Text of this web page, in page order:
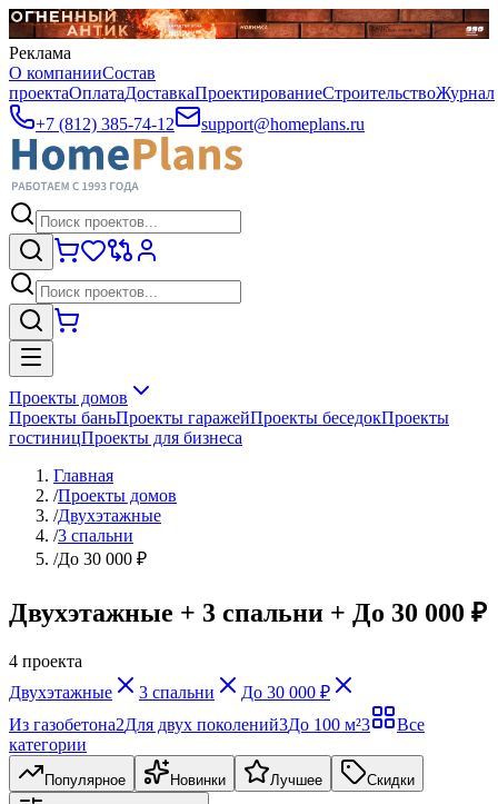
Реклама
О компанииСостав
проектаОплатаДоставкаПроектированиеСтроительствоЖурнал
+7 (812) 385-74-12
support@homeplans.ru
Проекты домов
Проекты баньПроекты гаражейПроекты беседокПроекты
гостиницПроекты для бизнеса
Главная
/Проекты домов
/Двухэтажные
/3 спальни
/До 30 000 ₽
Двухэтажные + 3 спальни + До 30 000 ₽
4 проекта
Двухэтажные
3 спальни
До 30 000 ₽
Из газобетона2Для двух поколений3До 100 м²3
Все
категории
Популярное Новинки Лучшее Скидки